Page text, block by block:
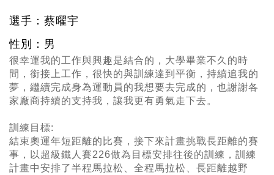
選手：蔡曜宇
性別：男
很幸運我的工作與興趣是結合的，大學畢業不久的時
間，銜接上工作，很快的與訓練達到平衡，持續追我的
夢，繼續完成身為運動員的我想要去完成的，也謝謝各
家廠商持續的支持我，讓我更有勇氣走下去。
訓練目標:
結束奧運年短距離的比賽，接下來計畫挑戰長距離的賽
事，以超級鐵人賽226做為目標安排往後的訓練，訓練
計畫中安排了半程馬拉松、全程馬拉松、長距離越野